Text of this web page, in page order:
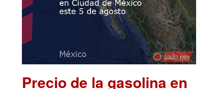
Precio de la gasolina en